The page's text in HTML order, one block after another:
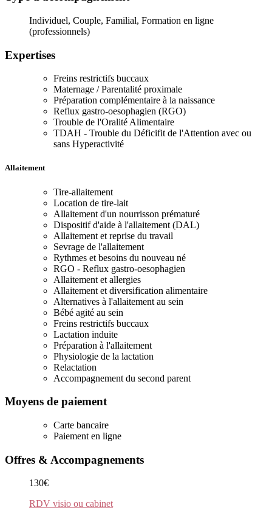
Individuel, Couple, Familial, Formation en ligne
(professionnels)
Expertises
Freins restrictifs buccaux
Maternage / Parentalité proximale
Préparation complémentaire à la naissance
Reflux gastro-oesophagien (RGO)
Trouble de l'Oralité Alimentaire
TDAH - Trouble du Déficifit de l'Attention avec ou
sans Hyperactivité
Allaitement
Tire-allaitement
Location de tire-lait
Allaitement d'un nourrisson prématuré
Dispositif d'aide à l'allaitement (DAL)
Allaitement et reprise du travail
Sevrage de l'allaitement
Rythmes et besoins du nouveau né
RGO - Reflux gastro-oesophagien
Allaitement et allergies
Allaitement et diversification alimentaire
Alternatives à l'allaitement au sein
Bébé agité au sein
Freins restrictifs buccaux
Lactation induite
Préparation à l'allaitement
Physiologie de la lactation
Relactation
Accompagnement du second parent
Moyens de paiement
Carte bancaire
Paiement en ligne
Offres & Accompagnements
130€
RDV visio ou cabinet